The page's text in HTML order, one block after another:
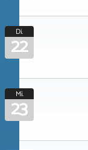
Di.
22
Mi.
23